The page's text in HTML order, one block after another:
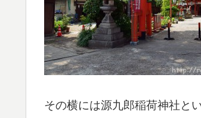
その横には源九郎稲荷神社と